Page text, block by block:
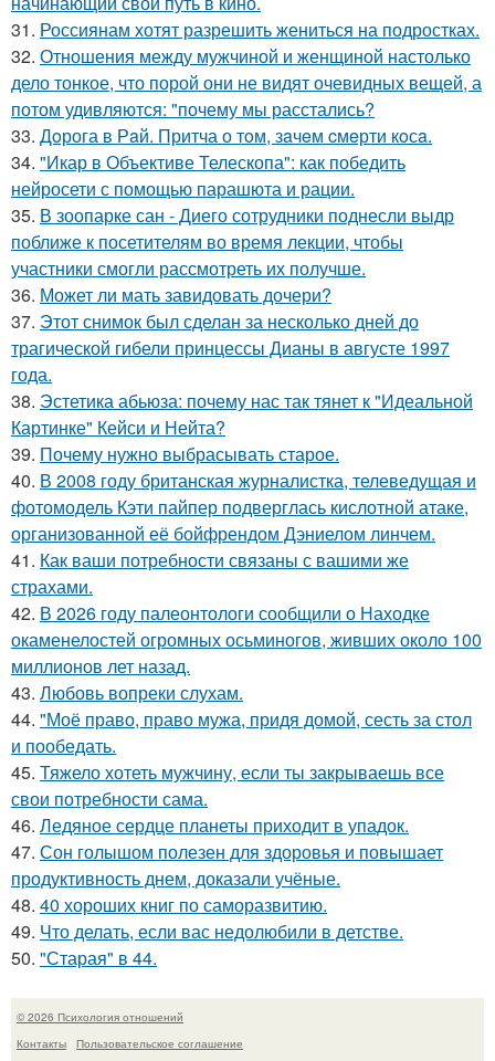
31. Россиянам хотят разрешить жениться на подростках.
32. Отношения между мужчиной и женщиной настолько
дело тонкое, что порой они не видят очевидных вещей, а
потом удивляются: "почему мы расстались?
33. Дoрога в Рaй. Притча о тoм, зaчeм cмeрти кoсa.
34. "Икар в Объективе Телескопа": как победить
нейросети с помощью парашюта и рации.
35. В зоопарке сан - Диего сотрудники поднесли выдр
поближе к посетителям во время лекции, чтобы
участники смогли рассмотреть их получше.
36. Может ли мать завидовать дочери?
37. Этот снимок был сделан за несколько дней до
трагической гибели принцессы Дианы в августе 1997
года.
38. Эстетика абьюза: почему нас так тянет к "Идеальной
Картинке" Кейси и Нейта?
39. Почему нужно выбрасывать старое.
40. В 2008 году британская журналистка, телеведущая и
фотомодель Кэти пайпер подверглась кислотной атаке,
организованной её бойфрендом Дэниелом линчем.
41. Как ваши потребности связаны с вашими же
страхами.
42. В 2026 году палеонтологи сообщили о Находке
окаменелостей огромных осьминогов, живших около 100
миллионов лет назад.
43. Любовь вопреки слухам.
44. "Моё право, право мужа, придя домой, сесть за стол
и пообедать.
45. Тяжело хотеть мужчину, если ты закрываешь все
свои потребности сама.
46. Ледяное сердце планеты приходит в упадок.
47. Сон голышом полезен для здоровья и повышает
продуктивность днем, доказали учёные.
48. 40 хороших книг по саморазвитию.
49. Что делать, если вас недолюбили в детстве.
50. "Старая" в 44.
© 2026 Психология отношений
Контакты
Пользовательское соглашение